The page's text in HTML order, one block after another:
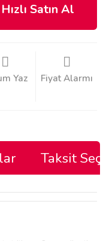
Hızlı Satın Al
Yaz Fiyat Alarmı
Taksit